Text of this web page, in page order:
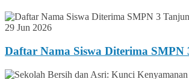
29 Jun 2026
Daftar Nama Siswa Diterima